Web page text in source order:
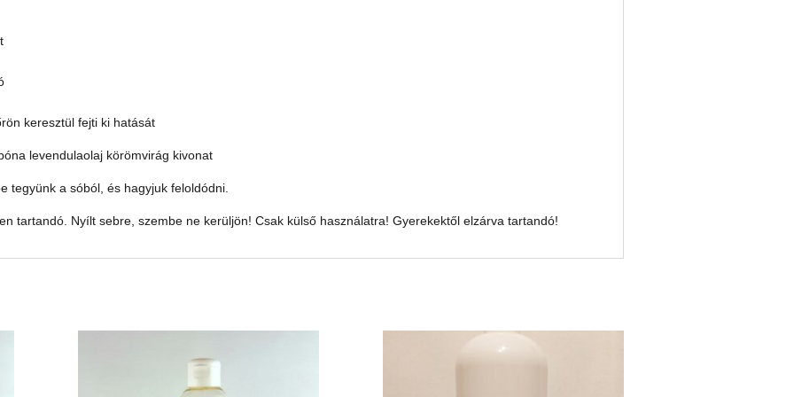
keresztül fejti ki hatását
levendulaolaj körömvirág kivonat
tegyünk a sóból, és hagyjuk feloldódni.
tartandó. Nyílt sebre, szembe ne kerüljön! Csak külső használatra! Gyerekektől elzárva tartandó!